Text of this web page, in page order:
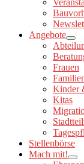
Angebote
Frauen
Kinder
Kitas
Stellenbörse
Mach mit!